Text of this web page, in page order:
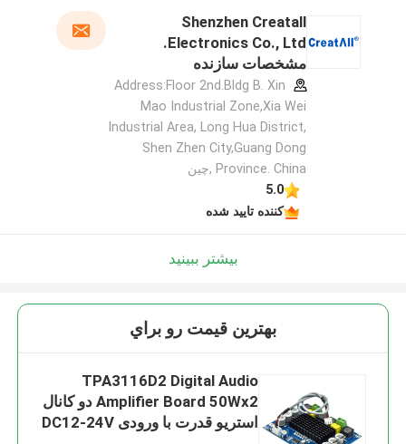
ما به زودی با شما تماس خواهیم گرفت
Shenzhen Creatall
Electronics Co., Ltd.
مشخصات سازنده
Address:Floor 2nd.Bldg B. Xin
Mao Industrial Zone,Xia Wei
Industrial Area, Long Hua District,
Shen Zhen City,Guang Dong
Province. China ,چین
5.0
کننده تایید شده
بیشتر ببینید
بهترين قيمت رو براي
TPA3116D2 Digital Audio
Amplifier Board 50Wx2 دو کانال
استریو قدرت با ورودی DC12-24V